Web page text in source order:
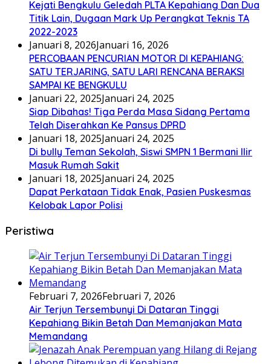
Kejati Bengkulu Geledah PLTA Kepahiang Dan Dua
Titik Lain, Dugaan Mark Up Perangkat Teknis TA
2022-2023
Januari 8, 2026Januari 16, 2026
PERCOBAAN PENCURIAN MOTOR DI KEPAHIANG:
SATU TERJARING, SATU LARI RENCANA BERAKSI
SAMPAI KE BENGKULU
Januari 22, 2025Januari 24, 2025
Siap Dibahas! Tiga Perda Masa Sidang Pertama
Telah Diserahkan Ke Pansus DPRD
Januari 18, 2025Januari 24, 2025
Di bully Teman Sekolah, Siswi SMPN 1 Bermani Ilir
Masuk Rumah Sakit
Januari 18, 2025Januari 24, 2025
Dapat Perkataan Tidak Enak, Pasien Puskesmas
Kelobak Lapor Polisi
Peristiwa
Februari 7, 2026Februari 7, 2026
Air Terjun Tersembunyi Di Dataran Tinggi
Kepahiang Bikin Betah Dan Memanjakan Mata
Memandang